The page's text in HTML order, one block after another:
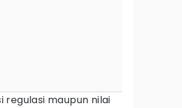
regulasi maupun nilai